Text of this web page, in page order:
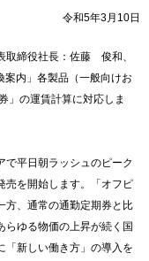
令和5年3月10日
取締役社長：佐藤 俊和、
案内」各製品（一般向けお
」の運賃計算に対応しま
平日朝ラッシュのピーク
売を開始します。「オフピ
方、通常の通勤定期券と比
らゆる物価の上昇が続く国
「新しい働き方」の導入を